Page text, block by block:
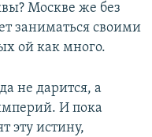
Москве же без
заниматься своими
ой как много.
не дарится, а
И пока
эту истину,